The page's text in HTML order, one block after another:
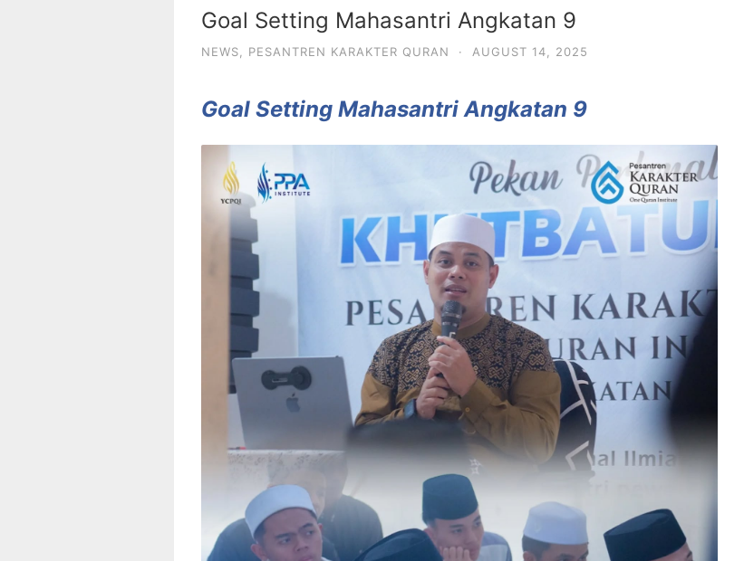
Goal Setting Mahasantri Angkatan 9
NEWS PESANTREN KARAKTER QURAN · AUGUST 14, 2025
Goal Setting Mahasantri Angkatan 9